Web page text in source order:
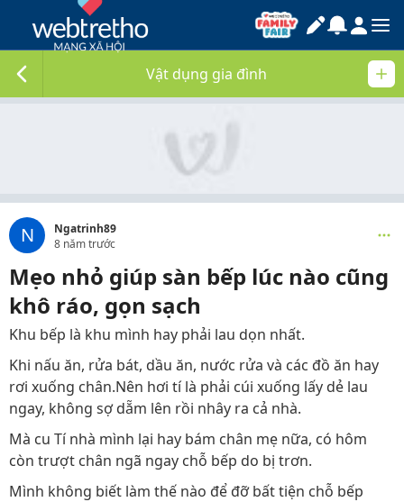
Vật dụng gia đình
N
Ngatrinh89
8 năm trước
Mẹo nhỏ giúp sàn bếp lúc nào cũng
khô ráo, gọn sạch
Khu bếp là khu mình hay phải lau dọn nhất.
Khi nấu ăn, rửa bát, dầu ăn, nước rửa và các đồ ăn hay
rơi xuống chân.Nên hơi tí là phải cúi xuống lấy dẻ lau
ngay, không sợ dẵm lên rồi nhây ra cả nhà.
Mà cu Tí nhà mình lại hay bám chân mẹ nữa, có hôm
còn trượt chân ngã ngay chỗ bếp do bị trơn.
Mình không biết làm thế nào để đỡ bất tiện chỗ bếp